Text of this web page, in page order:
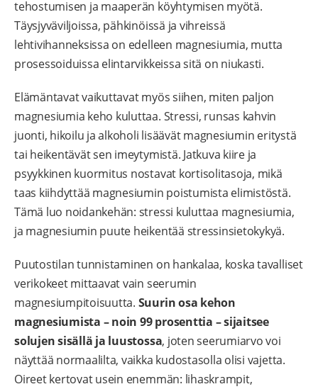
tehostumisen ja maaperän köyhtymisen myötä.
Täysjyväviljoissa, pähkinöissä ja vihreissä
lehtivihanneksissa on edelleen magnesiumia, mutta
prosessoiduissa elintarvikkeissa sitä on niukasti.
Elämäntavat vaikuttavat myös siihen, miten paljon
magnesiumia keho kuluttaa. Stressi, runsas kahvin
juonti, hikoilu ja alkoholi lisäävät magnesiumin eritystä
tai heikentävät sen imeytymistä. Jatkuva kiire ja
psyykkinen kuormitus nostavat kortisolitasoja, mikä
taas kiihdyttää magnesiumin poistumista elimistöstä.
Tämä luo noidankehän: stressi kuluttaa magnesiumia,
ja magnesiumin puute heikentää stressinsietokykyä.
Puutostilan tunnistaminen on hankalaa, koska tavalliset
verikokeet mittaavat vain seerumin
magnesiumpitoisuutta. Suurin osa kehon
magnesiumista – noin 99 prosenttia – sijaitsee
solujen sisällä ja luustossa, joten seerumiarvo voi
näyttää normaalilta, vaikka kudostasolla olisi vajetta.
Oireet kertovat usein enemmän: lihaskrampit,